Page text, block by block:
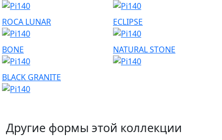
ROCA LUNAR ECLIPSE
BONE NATURAL STONE
BLACK GRANITE
Другие формы этой коллекции